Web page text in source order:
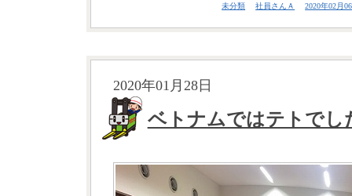
未分類 社員さんＡ 2020年02月
2020年01月28日
ベトナムではテトでし